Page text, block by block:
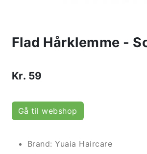
Flad Hårklemme -
Kr. 59
Gå til webshop
Brand: Yuaia Haircare